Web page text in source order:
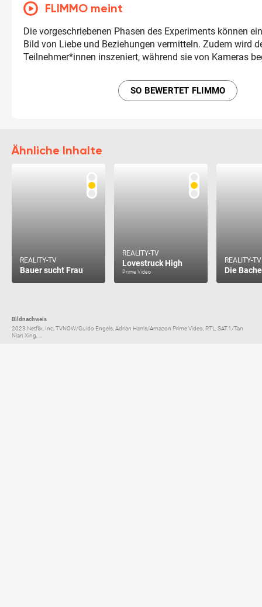
FLIMMO meint
Die vorgeschriebenen Phasen des Experiments können
Bild von Liebe und Beziehungen vermitteln. Zudem wird
Teilnehmer*innen inszeniert, während sie von Kameras
SO BEWERTET FLIMMO
Ähnliche Inhalte
REALITY-TV
Bauer sucht Frau
REALITY-TV
Lovestruck High
Prime Video
REALITY-TV
Die
Bildnachweis
2023 Netflix, Inc, TVNOW/Guido Engels, Adrian Harris/Amazon Prime Video, RTL, SAT.1/Tan
Nian Xing, ...